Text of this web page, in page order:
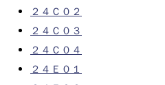
２４Ｃ０２
２４Ｃ０３
２４Ｃ０４
２４Ｅ０１